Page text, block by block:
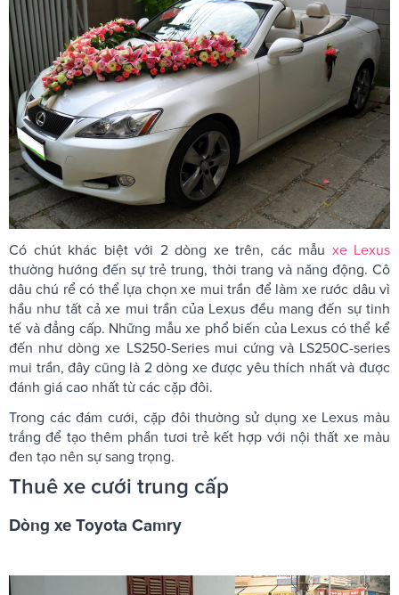
Có chút khác biệt với 2 dòng xe trên, các mẫu xe Lexus
thường hướng đến sự trẻ trung, thời trang và năng động. Cô
dâu chú rể có thể lựa chọn xe mui trần để làm xe rước dâu vì
hầu như tất cả xe mui trần của Lexus đều mang đến sự tinh
tế và đẳng cấp. Những mẫu xe phổ biến của Lexus có thể kể
đến như dòng xe LS250-Series mui cứng và LS250C-series
mui trần, đây cũng là 2 dòng xe được yêu thích nhất và được
đánh giá cao nhất từ các cặp đôi.
Trong các đám cưới, cặp đôi thường sử dụng xe Lexus màu
trắng để tạo thêm phần tươi trẻ kết hợp với nội thất xe màu
đen tạo nên sự sang trọng.
Thuê xe cưới trung cấp
Dòng xe Toyota Camry